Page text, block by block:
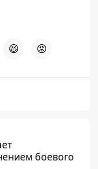
😆 😡
боевого